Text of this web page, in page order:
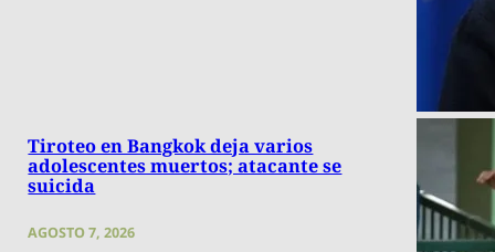
Tiroteo en Bangkok deja varios
adolescentes muertos; atacante se
suicida
AGOSTO 7, 2026